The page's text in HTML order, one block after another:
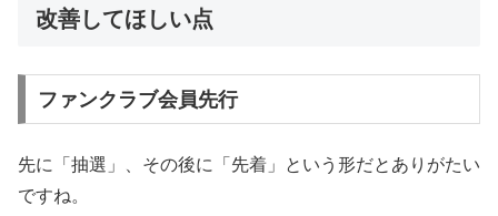
改善してほしい点
ファンクラブ会員先行
先に「抽選」、その後に「先着」という形だとありがたい
ですね。